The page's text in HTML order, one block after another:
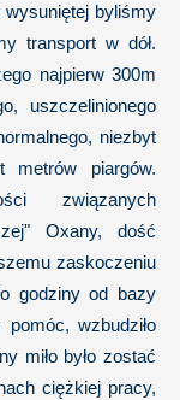
byliśmy
transport w dół.
najpierw 300m
uszczelinionego
niezbyt
metrów piargów.
związanych
Oxany, dość
zaskoczeniu
godziny od bazy
wzbudziło
miło było zostać
ciężkiej pracy,